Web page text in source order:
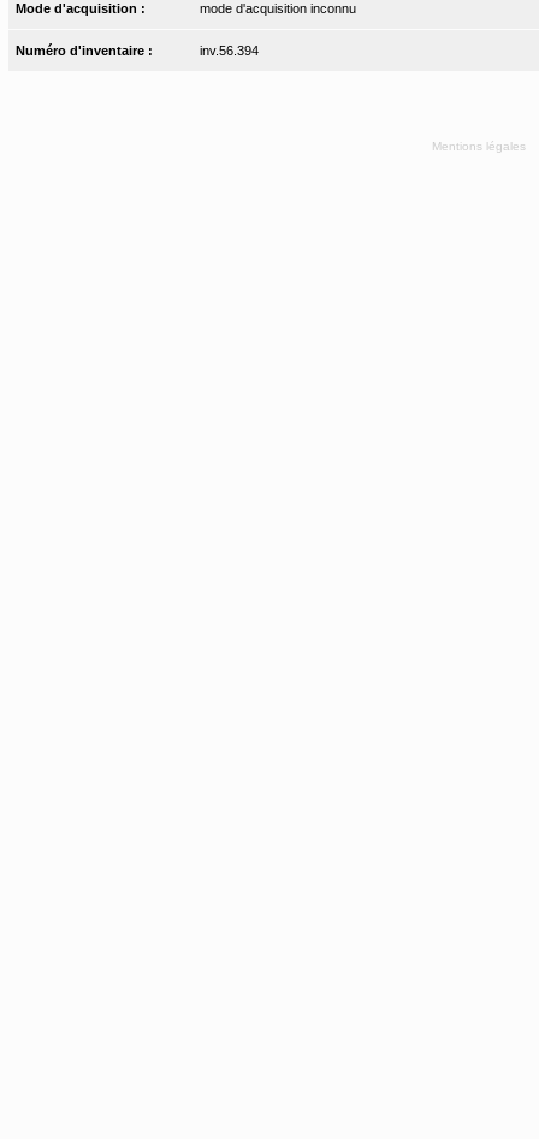
Mode d'acquisition : mode d'acquisition inconnu
Numéro d'inventaire : inv.56.394
Mentions légales